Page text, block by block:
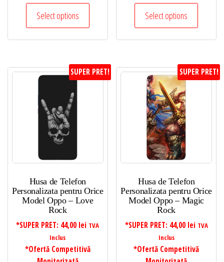
Select options Select options
SUPER PRET!
Husa de Telefon
Personalizata pentru Orice
Model Oppo – Love
Rock
*SUPER PRET: 44,00 lei TVA
Inclus
*Ofertă Competitivă
SUPER PRET!
Husa de Telefon
Personalizata pentru Orice
Model Oppo – Magic
Rock
*SUPER PRET: 44,00 lei TVA
Inclus
*Ofertă Competitivă